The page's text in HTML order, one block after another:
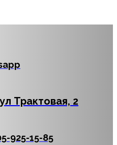
Трактовая, 2
925-15-85